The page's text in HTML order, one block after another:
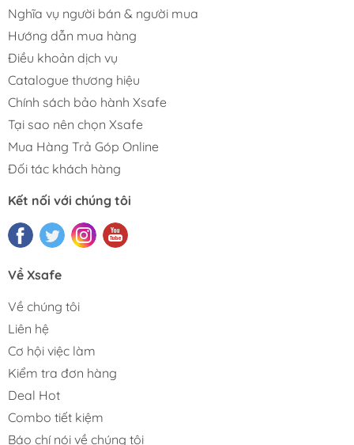
Nghĩa vụ người bán & người mua
Hướng dẫn mua hàng
Điều khoản dịch vụ
Catalogue thương hiệu
Chính sách bảo hành Xsafe
Tại sao nên chọn Xsafe
Mua Hàng Trả Góp Online
Đối tác khách hàng
Kết nối với chúng tôi
Về Xsafe
Về chúng tôi
Liên hệ
Cơ hội việc làm
Kiểm tra đơn hàng
Deal Hot
Combo tiết kiệm
Báo chí nói về chúng tôi